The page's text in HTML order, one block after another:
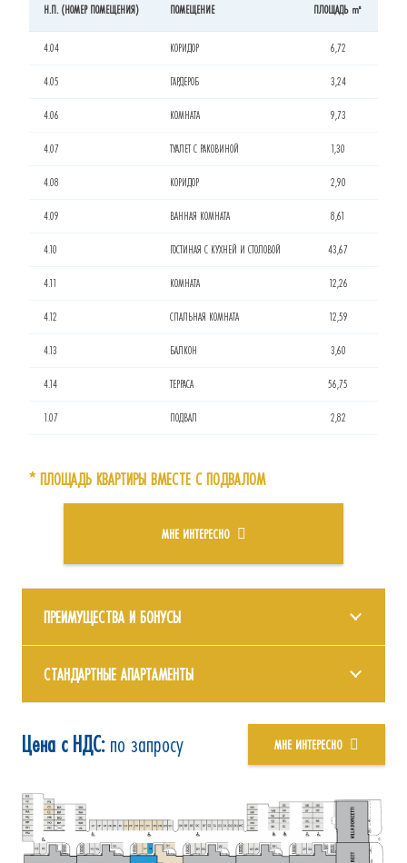
Н.П. (НОМЕР ПОМЕЩЕНИЯ) ПОМЕЩЕНИЕ ПЛОЩАДЬ ㎡
4.04 КОРИДОР 6,72
4.05 ГАРДЕРОБ 3,24
4.06 КОМНАТА 9,73
4.07 ТУАЛЕТ С РАКОВИНОЙ 1,30
4.08 КОРИДОР 2,90
4.09 ВАННАЯ КОМНАТА 8,61
4.10 ГОСТИНАЯ С КУХНЕЙ И СТОЛОВОЙ 43,67
4.11 КОМНАТА 12,26
4.12 СПАЛЬНАЯ КОМНАТА 12,59
4.13 БАЛКОН 3,60
4.14 ТЕРРАСА 56,75
1.07 ПОДВАЛ 2,82
* ПЛОЩАДЬ КВАРТИРЫ ВМЕСТЕ С ПОДВАЛОМ
МНЕ ИНТЕРЕСНО
ПРЕИМУЩЕСТВА И БОНУСЫ
СТАНДАРТНЫЕ АПАРТАМЕНТЫ
Цена с НДС:по запросу МНЕ ИНТЕРЕСНО